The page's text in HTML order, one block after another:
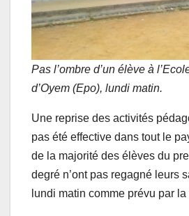
Pas l’ombre d’un élève à
d’Oyem (Epo), lundi matin.
Une reprise des activités
pas été effective dans tout le
de la majorité des élèves du
degré n’ont pas regagné leurs
lundi matin comme prévu par la